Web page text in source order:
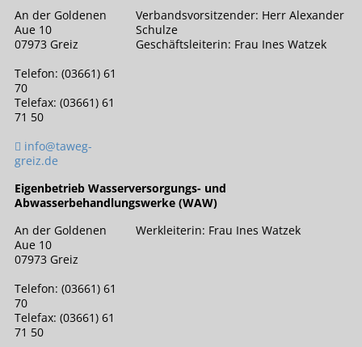
An der Goldenen
Aue 10
07973 Greiz
Telefon: (03661) 61
70
Telefax: (03661) 61
71 50
info@taweg-
greiz.de
Verbandsvorsitzender: Herr Alexander
Schulze
Geschäftsleiterin: Frau Ines Watzek
Eigenbetrieb Wasserversorgungs- und
Abwasserbehandlungswerke (WAW)
An der Goldenen
Aue 10
07973 Greiz
Telefon: (03661) 61
70
Telefax: (03661) 61
71 50
Werkleiterin: Frau Ines Watzek